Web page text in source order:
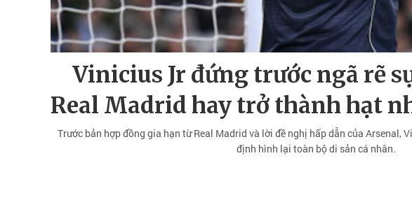
Vinicius Jr đứng trước ngã rẽ
Real Madrid hay trở thành hạt
Trước bản hợp đồng gia hạn từ Real Madrid và lời đề nghị hấp dẫn của Arsenal,
định hình lại toàn bộ di sản cá nhân.